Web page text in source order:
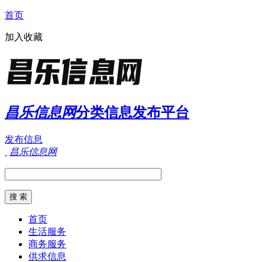
首页
加入收藏
昌乐信息网分类信息发布平台
发布信息
昌乐信息网
首页
生活服务
商务服务
供求信息